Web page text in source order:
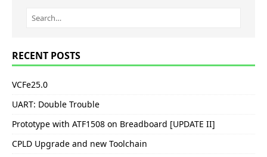
RECENT POSTS
VCFe25.0
UART: Double Trouble
Prototype with ATF1508 on Breadboard [UPDATE II]
CPLD Upgrade and new Toolchain